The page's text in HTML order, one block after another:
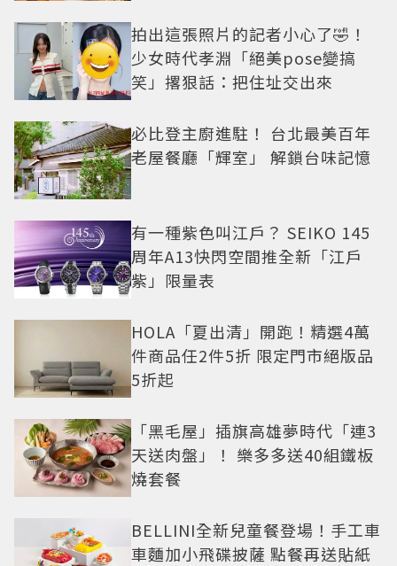
拍出這張照片的記者小心了🤣！
少女時代孝淵「絕美pose變搞
笑」撂狠話：把住址交出來
必比登主廚進駐！ 台北最美百年
老屋餐廳「輝室」 解鎖台味記憶
有一種紫色叫江戶？ SEIKO 145
周年A13快閃空間推全新「江戶
紫」限量表
HOLA「夏出清」開跑！精選4萬
件商品任2件5折 限定門市絕版品
5折起
「黑毛屋」插旗高雄夢時代「連3
天送肉盤」！ 樂多多送40組鐵板
燒套餐
BELLINI全新兒童餐登場！手工車
車麵加小飛碟披薩 點餐再送貼紙